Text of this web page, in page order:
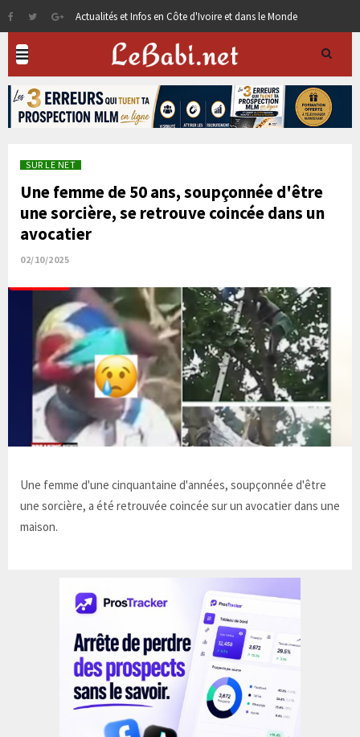
Actualités et Infos en Côte d'Ivoire et dans le Monde
SUR LE NET
Une femme de 50 ans, soupçonnée d'être
une sorcière, se retrouve coincée dans un
avocatier
02/10/2025
Une femme d'une cinquantaine d'années, soupçonnée d'être
une sorcière, a été retrouvée coincée sur un avocatier dans une
maison.